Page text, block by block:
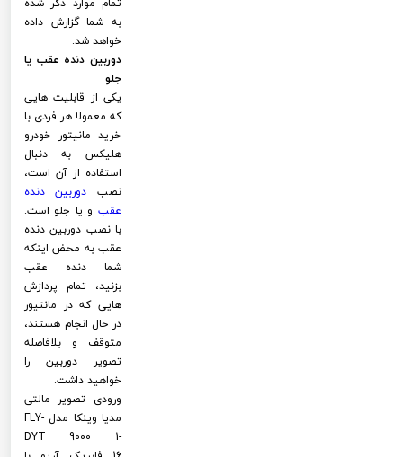
به شما گزارش داده
خواهد شد.
دوربین دنده عقب یا
جلو
یکی از قابلیت هایی
که معمولا هر فردی با
خرید مانیتور خودرو
هلیکس به دنبال
استفاده از آن است،
نصب دوربین دنده
عقب و یا جلو است.
با نصب دوربین دنده
عقب به محض اینکه
شما دنده عقب
بزنید، تمام پردازش
هایی که در مانتیور
در حال انجام هستند،
متوقف و بلافاصله
تصویر دوربین را
خواهید داشت.
ورودی تصویر مالتی
مدیا وینکا مدل FLY-
DYT 9000 1-